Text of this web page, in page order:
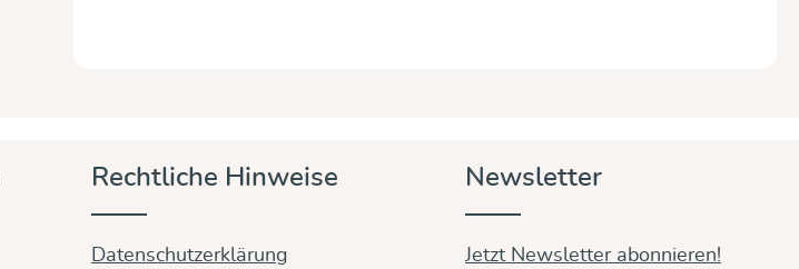
Rechtliche Hinweise
Datenschutzerklärung
Newsletter
Jetzt Newsletter abonnieren!